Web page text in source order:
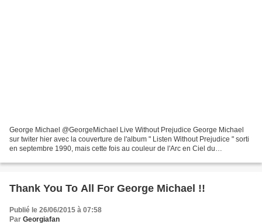
George Michael @GeorgeMichael Live Without Prejudice George Michael
sur twiter hier avec la couverture de l'album " Listen Without Prejudice " sorti
en septembre 1990, mais cette fois au couleur de l'Arc en Ciel du
Thank You To All For George Michael !!
Publié le 26/06/2015 à 07:58
Par Georgiafan